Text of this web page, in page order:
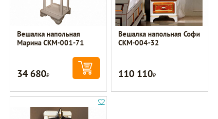
Вешалка напольная
Марина СКМ-001-71
34 680Р
Вешалка напольная Софи
СКМ-004-32
110 110Р